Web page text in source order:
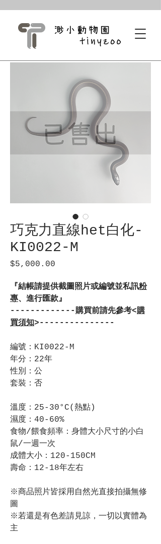
巧克力直線het白化-
KI0022-M
$5,000.00
『結帳請提供截圖照片或編號並私訊粉
專、進行匯款』
-------------購買前請先參考<購
買須知>---------------
編號：KI0022-M
年分：22年
性別：公
套裝：否
溫度：25-30°C(熱點)
濕度：40-60%
食物/餵食頻率：身體大小尺寸的小白
鼠/一週一次
成體大小：120-150CM
壽命：12-18年左右
※商品照片皆採用自然光直接拍攝無修
圖
※若還是有色差請見諒，一切以實體為
主